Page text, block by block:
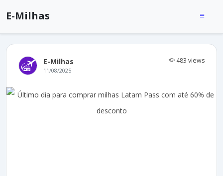
E-Milhas
E-Milhas 483 views
11/08/2025